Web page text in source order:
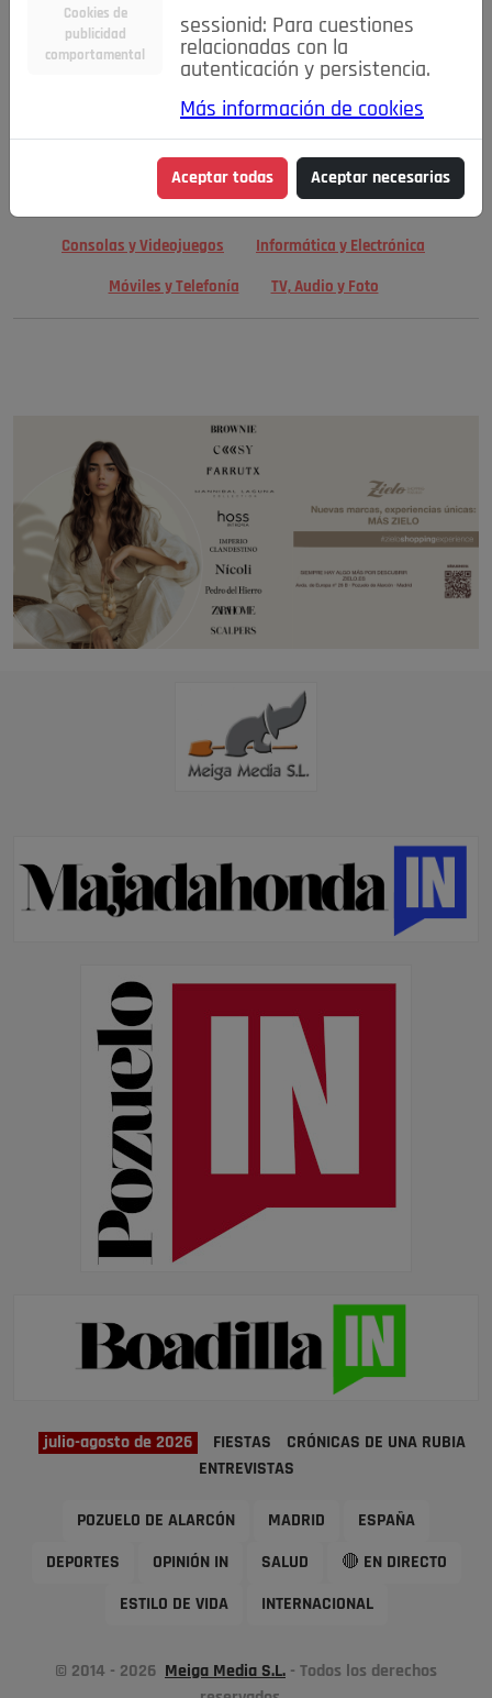
Niños y Bebés Inmobiliaria Construcción y Reformas
Moda Accesorios Ropa Motor
Motor y Accesorios Motos Ocio
Cine, Libros y Música Coleccionismo Otros
Consolas y Videojuegos Informática y Electrónica
Móviles y Telefonía TV, Audio y Foto
Cookies de
publicidad
comportamental
sessionid: Para cuestiones
relacionadas con la
autenticación y persistencia.
Más información de cookies
Aceptar todas Aceptar necesarias
julio-agosto de 2026 FIESTAS
CRÓNICAS DE UNA RUBIA
ENTREVISTAS
POZUELO DE ALARCÓN MADRID ESPAÑA
DEPORTES OPINIÓN IN SALUD 🔴 EN DIRECTO
ESTILO DE VIDA INTERNACIONAL
© 2014 - 2026 Meiga Media S.L. - Todos los derechos